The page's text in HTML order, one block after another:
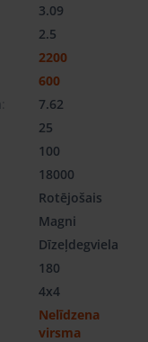
3.09
2.5
2200
600
7.62
25
100
18000
Rotējošais
Magni
Dīzeļdegviela
180
4x4
Nelīdzena
virsma